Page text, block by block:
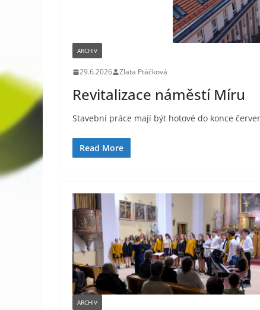
ARCHIV
29.6.2026 Zlata Ptáčková
Revitalizace náměstí Míru
Stavební práce mají být hotové do konce
Read More
ARCHIV